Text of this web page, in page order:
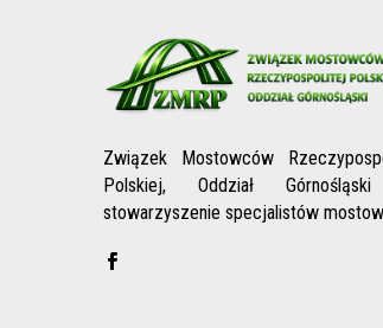
Związek Mostowców
Polskiej, Oddział
stowarzyszenie specjalistów